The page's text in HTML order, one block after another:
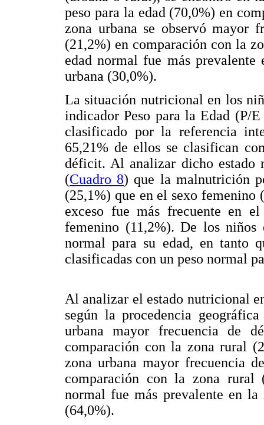
peso para la edad (70,0%) en
zona urbana se observó mayor
(21,2%) en comparación con la
edad normal fue más
urbana (30,0%).
La situación nutricional en los
indicador Peso para la Edad (P/
clasificado por la referencia
65,21% de ellos se clasifican
déficit. Al analizar dicho estado
(Cuadro 8) que la malnutrición
(25,1%) que en el sexo
exceso fue más frecuente en
femenino (11,2%). De los
normal para su edad, en tanto
clasificadas con un peso normal
Al analizar el estado nutricional
según la procedencia
urbana mayor frecuencia de
comparación con la zona rural
zona urbana mayor frecuencia
comparación con la zona rural
normal fue más prevalente en
(64,0%).